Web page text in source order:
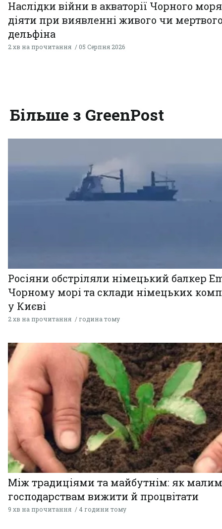
Наслідки війни в акваторії Чорного
діяти при виявленні живого чи
дельфіна
2 хв на прочитання 05 Серпня 2026
Більше з GreenPost
Росіяни обстріляли німецький балкер
Чорному морі та склади німецьких
у Києві
2 хв на прочитання година тому
Між традиціями та майбутнім: як малим
господарствам вижити й процвітати
9 хв на прочитання 4 години тому